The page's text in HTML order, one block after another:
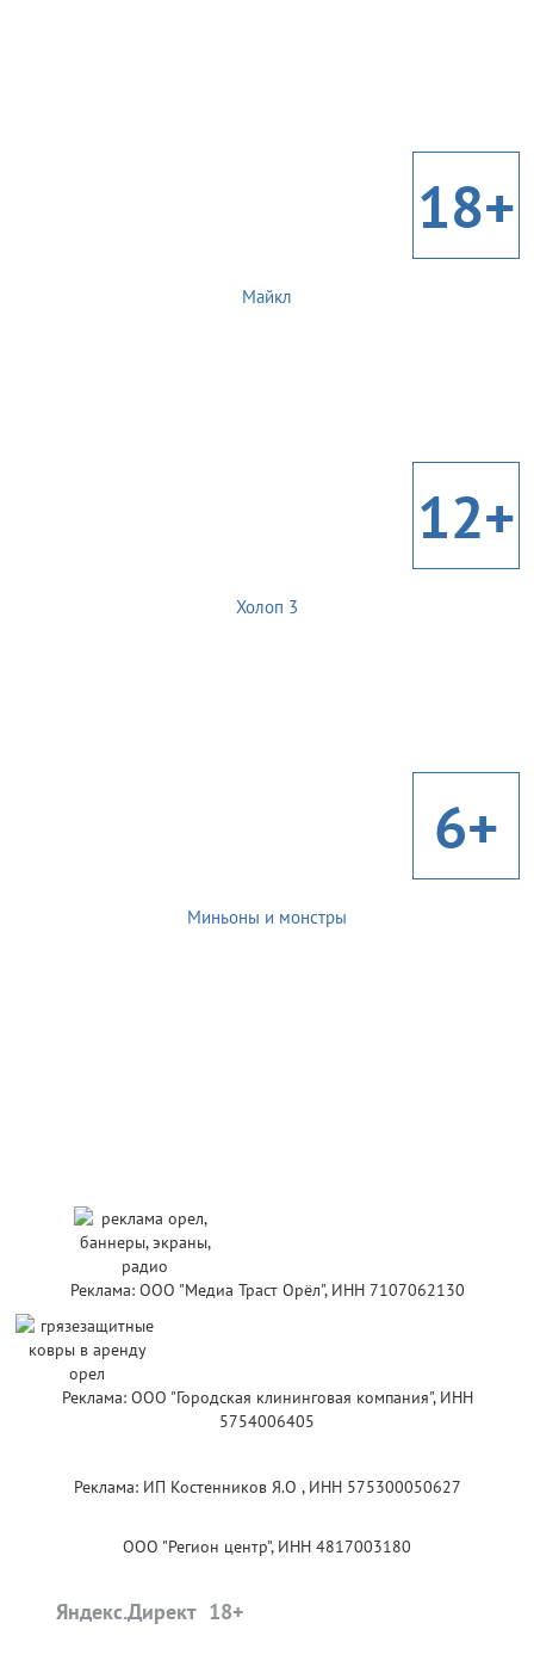
18+
Майкл
12+
Холоп 3
6+
Миньоны и монстры
Реклама: ООО "Медиа Траст Орёл", ИНН 7107062130
Реклама: ООО "Городская клининговая компания", ИНН
5754006405
Реклама: ИП Костенников Я.О , ИНН 575300050627
ООО "Регион центр", ИНН 4817003180
Яндекс.Директ